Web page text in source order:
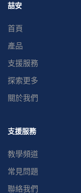
喆安
首頁
產品
支援服務
探索更多
關於我們
支援服務
教學頻道
常見問題
聯絡我們